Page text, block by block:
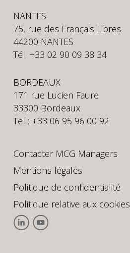
NANTES
75, rue des Français Libres
44200 NANTES
Tél. +33 02 90 09 38 34
BORDEAUX
171 rue Lucien Faure
33300 Bordeaux
Tel : +33 06 95 96 00 92
Contacter MCG Managers
Mentions légales
Politique de confidentialité
Politique relative aux cookies